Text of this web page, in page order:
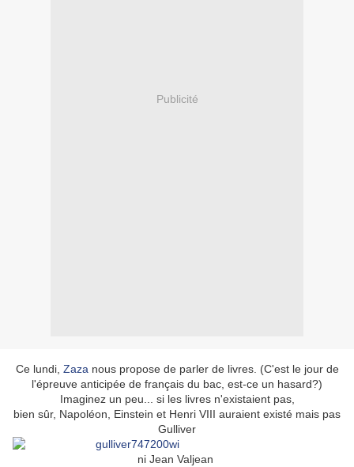
Publicité
Ce lundi, Zaza nous propose de parler de livres. (C'est le jour de
l'épreuve anticipée de français du bac, est-ce un hasard?)
Imaginez un peu... si les livres n'existaient pas,
bien sûr, Napoléon, Einstein et Henri VIII auraient existé mais pas
Gulliver
ni Jean Valjean